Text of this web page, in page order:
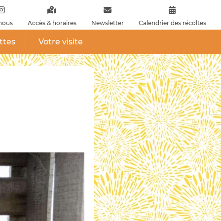
Accès & horaires Newsletter Calendrier des récoltes
Votre visite